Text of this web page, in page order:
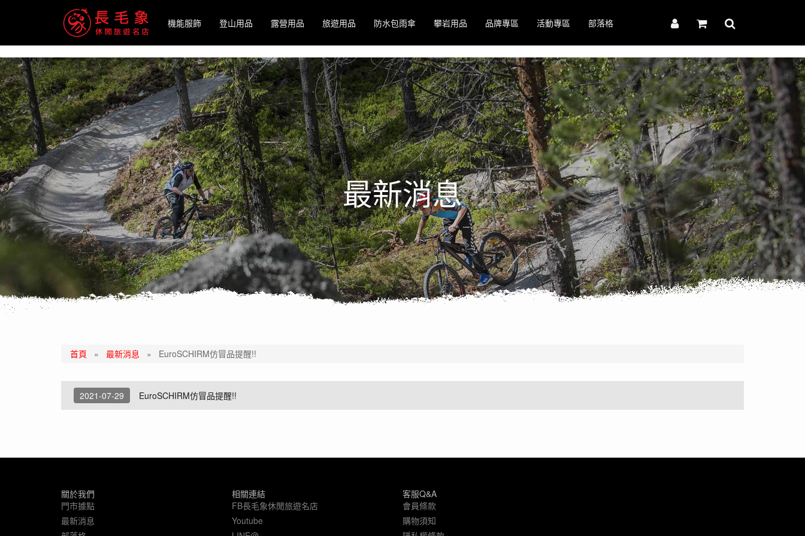
機能服飾
登山用品 露營用品 旅遊用品 防水包雨傘 攀岩用品 品牌專區 活動專區 部落格
最新消息
首頁 » 最新消息 » EuroSCHIRM仿冒品提醒!!
2021-07-29 EuroSCHIRM仿冒品提醒!!
關於我們
門市據點
最新消息
相關連結
FB長毛象休閒旅遊名店
Youtube
客服Q&A
會員條款
購物須知